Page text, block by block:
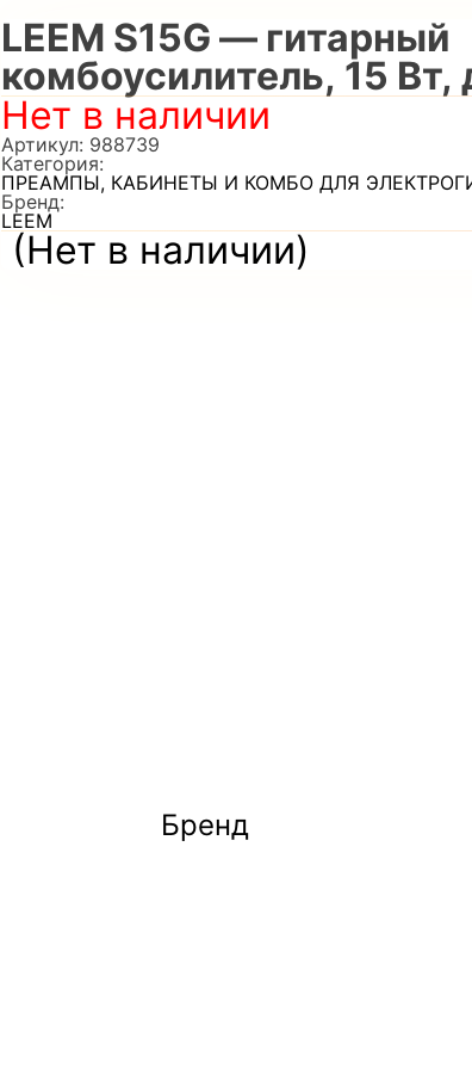
LEEM S15G — гитарный
комбоусилитель, 15 Вт,
(Нет в наличии)
Нет в наличии
Артикул: 988739
Категория:
ПРЕАМПЫ, КАБИНЕТЫ И КОМБО ДЛЯ
Бренд:
LEEM
Бренд